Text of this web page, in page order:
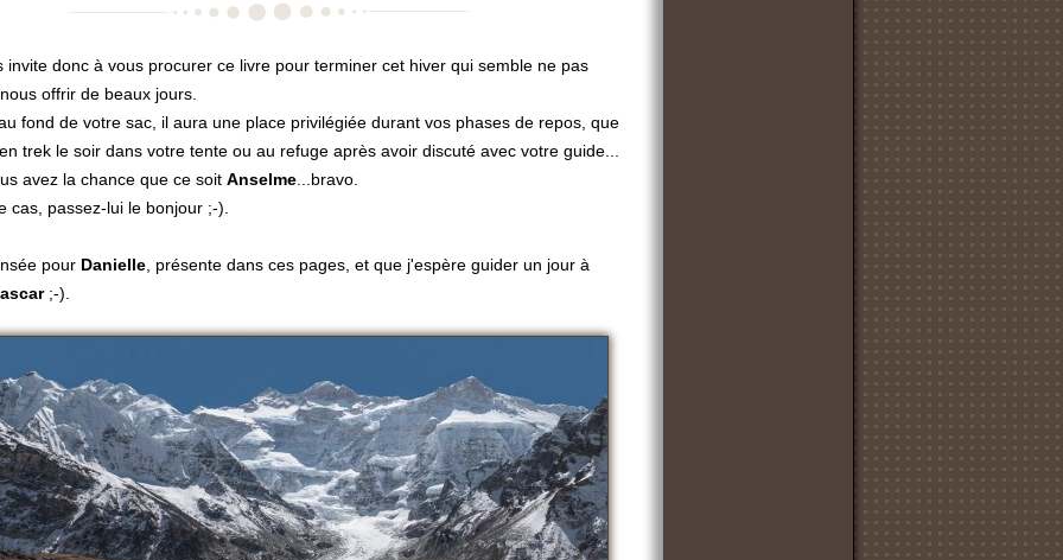
invite donc à vous procurer ce livre pour terminer cet hiver qui semble ne pas
offrir de beaux jours.
fond de votre sac, il aura une place privilégiée durant vos phases de repos, que
trek le soir dans votre tente ou au refuge après avoir discuté avec votre guide...
avez la chance que ce soit Anselme ...bravo.
cas, passez-lui le bonjour ;-).
pour Danielle , présente dans ces pages, et que j'espère guider un jour à
;-).